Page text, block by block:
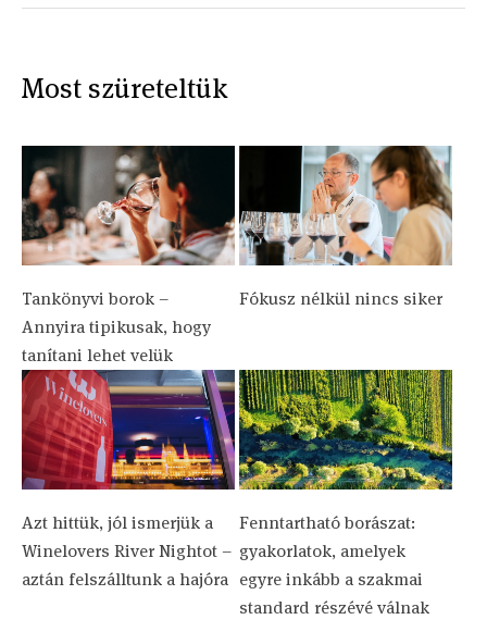
Most szüreteltük
Tankönyvi borok –
Annyira tipikusak, hogy
tanítani lehet velük
Fókusz nélkül nincs siker
Azt hittük, jól ismerjük a
Winelovers River Nightot –
aztán felszálltunk a hajóra
Fenntartható borászat:
gyakorlatok, amelyek
egyre inkább a szakmai
standard részévé válnak